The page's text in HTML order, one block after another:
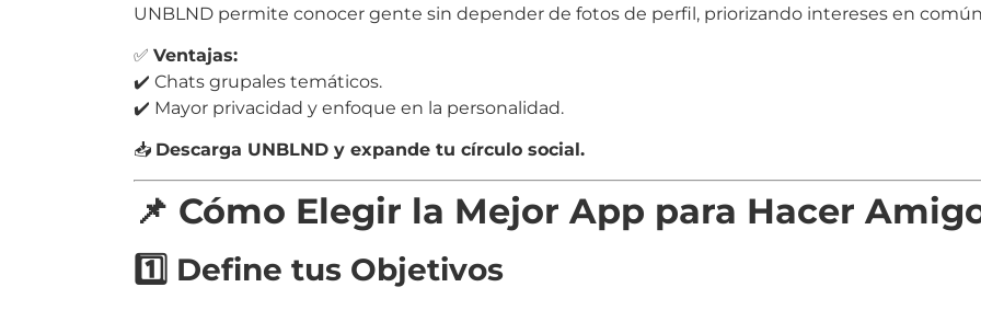
UNBLND permite conocer gente sin depender de fotos de perfil, priorizando intereses en
✅ Ventajas:
✔️ Chats grupales temáticos.
✔️ Mayor privacidad y enfoque en la personalidad.
📥 Descarga UNBLND y expande tu círculo social.
📌 Cómo Elegir la Mejor App para Hacer
1️⃣ Define tus Objetivos